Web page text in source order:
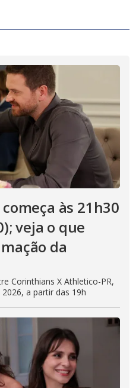
às 21h30
veja o que
da
Corinthians X Athletico-PR,
a partir das 19h